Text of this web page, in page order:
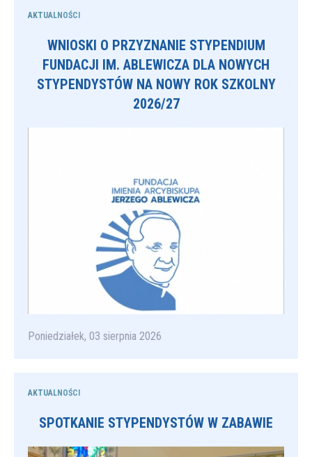
AKTUALNOŚCI
WNIOSKI O PRZYZNANIE STYPENDIUM
FUNDACJI IM. ABLEWICZA DLA NOWYCH
STYPENDYSTÓW NA NOWY ROK SZKOLNY
2026/27
Poniedziałek, 03 sierpnia 2026
AKTUALNOŚCI
SPOTKANIE STYPENDYSTÓW W ZABAWIE